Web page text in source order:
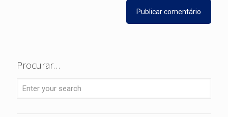
Procurar…